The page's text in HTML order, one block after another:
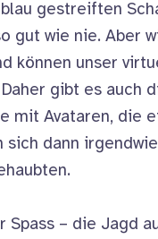
gestreiften
gut wie nie. Aber
können unser
gibt es auch
mit Avataren, die
sich dann
Spass – die Jagd